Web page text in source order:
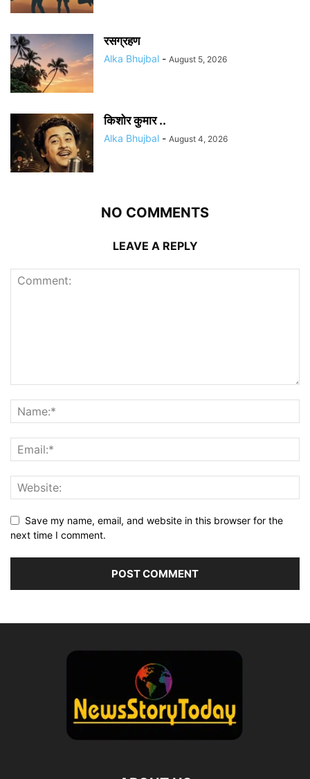
रसग्रहण
Alka Bhujbal - August 5, 2026
किशोर कुमार ..
Alka Bhujbal - August 4, 2026
NO COMMENTS
LEAVE A REPLY
Save my name, email, and website in this browser for the
next time I comment.